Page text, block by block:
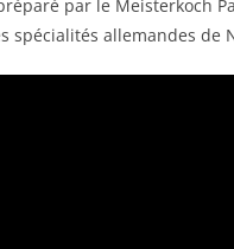
par le Meisterkoch
spécialités allemandes de